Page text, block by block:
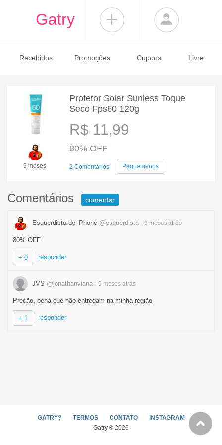
Gatry
Recebidos Promoções Cupons Livre
9 meses
Protetor Solar Sunless Toque
Seco Fps60 120g
R$ 11,99
80% OFF
2 Comentários Paguemenos
Comentários comentar
Esquerdista de iPhone @esquerdista - 9 meses atrás
80% OFF
+ 0 responder
JVS @jonathanviana - 9 meses atrás
Preção, pena que não entregam na minha região
+ 1 responder
GATRY? TERMOS CONTATO
INSTAGRAM
Gatry © 2026